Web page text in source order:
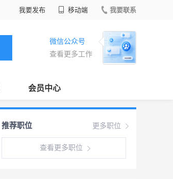
我要发布 移动端 我要联系
微信公众号
查看更多工作
会员中心
更多职位
推荐职位
查看更多职位